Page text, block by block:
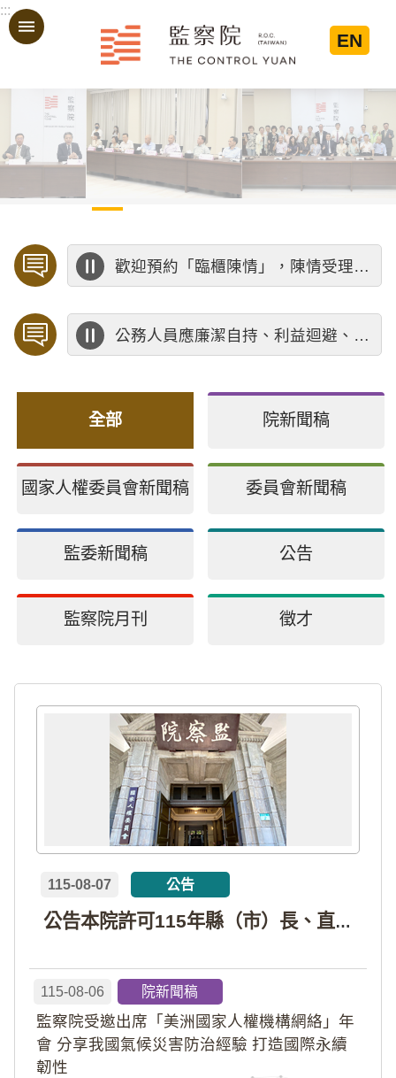
跳到主要內容區塊
:::
EN
歡迎預約「臨櫃陳情」，陳情受理中心將優先排定人員與您接談，釐清案情爭點後收案處理，以節省您的寶貴時間。
公務人員應廉潔自持、利益迴避、依法公正執行公務～考試院公務人員保障暨培訓委員會～
全部 院新聞稿
國家人權委員會新聞稿 委員會新聞稿
監委新聞稿 公告
監察院月刊 徵才
公告本院許可115年縣（市）長、直轄市議員、縣（市）議員擬參選人開立政治獻金專戶共計4戶。各專戶得收受政治獻金期間為自專戶許可設立日起至115年11月27日止，專戶名冊詳如附件。
115-08-07 公告
115-08-06 院新聞稿
監察院受邀出席「美洲國家人權機構網絡」年
會 分享我國氣候災害防治經驗 打造國際永續
韌性